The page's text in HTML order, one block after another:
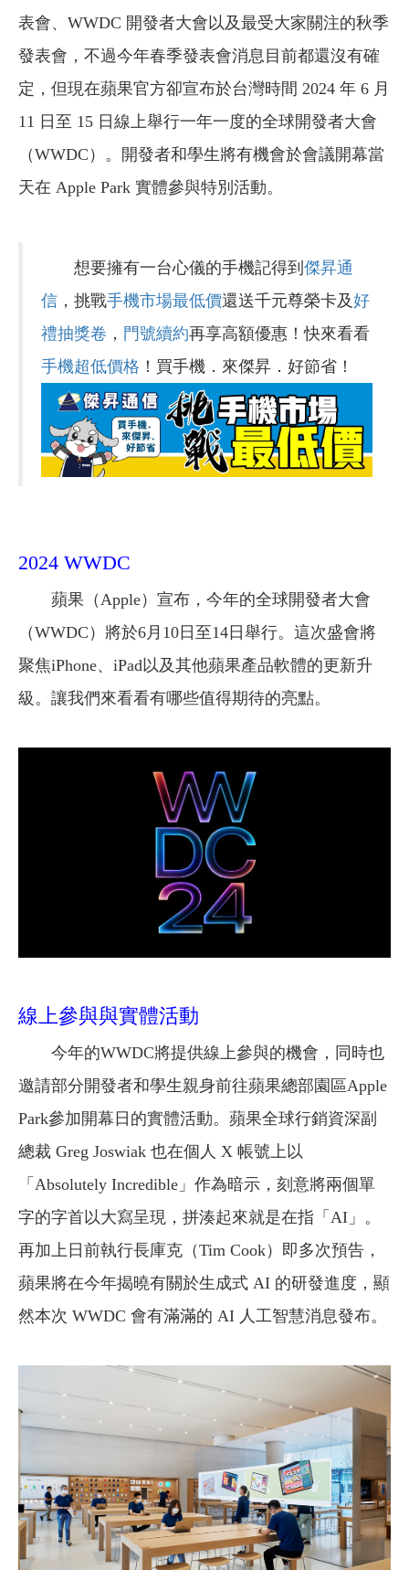
表會、WWDC 開發者大會以及最受大家關注的秋季
發表會，不過今年春季發表會消息目前都還沒有確
定，但現在蘋果官方卻宣布於台灣時間 2024 年 6 月
11 日至 15 日線上舉行一年一度的全球開發者大會
（WWDC）。開發者和學生將有機會於會議開幕當
天在 Apple Park 實體參與特別活動。
想要擁有一台心儀的手機記得到 傑昇通
信 ，挑戰手機市場最低價還送千元尊榮卡及好
禮抽獎卷 ， 門號續約再享高額優惠！快來看看
手機超低價格 ！買手機．來傑昇．好節省！
2024 WWDC
蘋果（Apple）宣布，今年的全球開發者大會
（WWDC）將於6月10日至14日舉行。這次盛會將
聚焦iPhone、iPad以及其他蘋果產品軟體的更新升
級。讓我們來看看有哪些值得期待的亮點。
線上參與與實體活動
今年的WWDC將提供線上參與的機會，同時也
邀請部分開發者和學生親身前往蘋果總部園區Apple
Park參加開幕日的實體活動。蘋果全球行銷資深副
總裁 Greg Joswiak 也在個人 X 帳號上以
「Absolutely Incredible」作為暗示，刻意將兩個單
字的字首以大寫呈現，拼湊起來就是在指「AI」。
再加上日前執行長庫克（Tim Cook）即多次預告，
蘋果將在今年揭曉有關於生成式 AI 的研發進度，顯
然本次 WWDC 會有滿滿的 AI 人工智慧消息發布。